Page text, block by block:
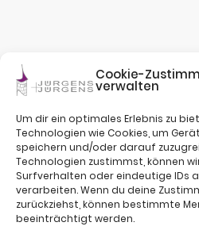
Cookie-
verwalten
Um dir ein optimales Erlebnis zu
Technologien wie Cookies, um
speichern und/oder darauf
Technologien zustimmst, können
Surfverhalten oder eindeutige IDs
verarbeiten. Wenn du deine
zurückziehst, können bestimmte
beeinträchtigt werden.